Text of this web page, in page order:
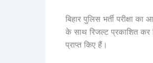
बिहार पुलिस भर्ती परीक्षा
के साथ रिजल्ट प्रकाशित कर
प्राप्त किए हैं।